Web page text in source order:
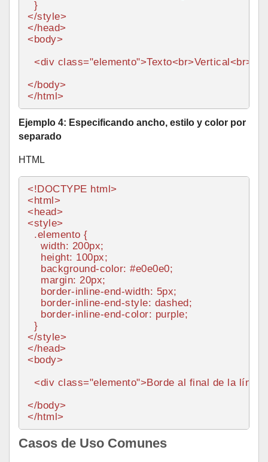
</style>
</head>
<body>
<div class="elemento">Texto<br>Vertical<br>
</body>
</html>
Ejemplo 4: Especificando ancho, estilo y color por
separado
HTML
<!DOCTYPE html>
<html>
<head>
<style>
.elemento {
width: 200px;
height: 100px;
background-color: #e0e0e0;
margin: 20px;
border-inline-end-width: 5px;
border-inline-end-style: dashed;
border-inline-end-color: purple;
</style>
</head>
<body>
<div class="elemento">Borde al final de la línea
</body>
</html>
Casos de Uso Comunes